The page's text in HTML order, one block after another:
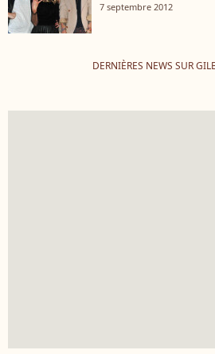
7 septembre 2012
DERNIÈRES NEWS SUR